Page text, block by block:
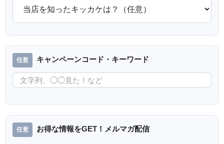
キャンペーンコード・キーワード
お得な情報をGET！メルマガ配信